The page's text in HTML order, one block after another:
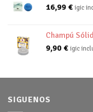
16,99 € igic
Champú
9,90 € igic
SIGUENOS